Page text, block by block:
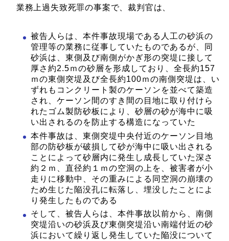
業務上過失致死罪の事案で、裁判官は、
被告人らは、本件事故現場である人工の砂浜の
管理等の業務に従事していたものであるが、同
砂浜は、東側及び南側がかぎ形の突堤に接して
厚さ約2.5ｍの砂層を形成しており、全長約157
ｍの東側突堤及び全長約100ｍの南側突堤は、い
ずれもコンクリート製のケーソンを並べて築造
され、ケーソン間のすき間の目地に取り付けら
れたゴム製防砂板により、砂層の砂が海中に吸
い出されるのを防止する構造になっていた
本件事故は、東側突堤中央付近のケーソン目地
部の防砂板が破損して砂が海中に吸い出される
ことによって砂層内に発生し成長していた深さ
約２ｍ、直径約１ｍの空洞の上を、被害者が小
走りに移動中、その重みによる同空洞の崩壊の
ため生じた陥没孔に転落し、埋没したことによ
り発生したものである
そして、被告人らは、本件事故以前から、南側
突堤沿いの砂浜及び東側突堤沿い南端付近の砂
浜において繰り返し発生していた陥没について